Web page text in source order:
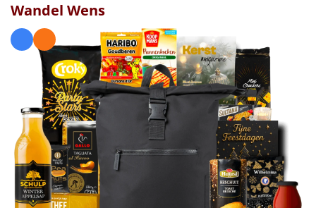
€40 tot €45
€45 tot €50
€50 tot €55
€55 tot €75
€75 tot €100
€100 en hoger
Wandel Wens